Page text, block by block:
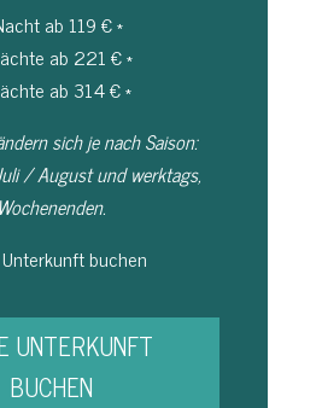
ab 119 € *
ab 221 € *
ab 314 € *
sich je nach Saison:
/ August und werktags,
Wochenenden.
buchen
UNTERKUNFT
BUCHEN